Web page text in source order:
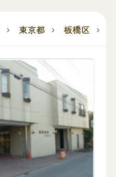
東京都 板橋区